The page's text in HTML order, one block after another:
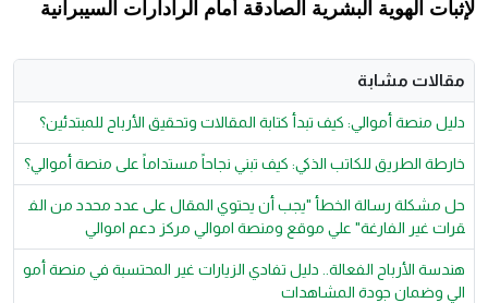
لإثبات الهوية البشرية الصادقة أمام الرادارات السيبرانية
مقالات مشابة
دليل منصة أموالي: كيف تبدأ كتابة المقالات وتحقيق الأرباح للمبتدئين؟
خارطة الطريق للكاتب الذكي: كيف تبني نجاحاً مستداماً على منصة أموالي؟
حل مشكلة رسالة الخطأ "يجب أن يحتوي المقال على عدد محدد من الف
قرات غير الفارغة" علي موقع ومنصة اموالي مركز دعم اموالي
هندسة الأرباح الفعالة.. دليل تفادي الزيارات غير المحتسبة في منصة أمو
الي وضمان جودة المشاهدات